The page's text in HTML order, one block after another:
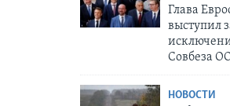
Глава
выступил
Совбеза
НОВОСТИ